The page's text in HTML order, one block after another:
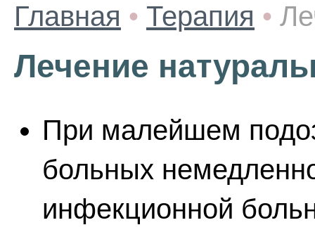
Главная • Терапия •
Лечение
При малейшем
больных
инфекционной